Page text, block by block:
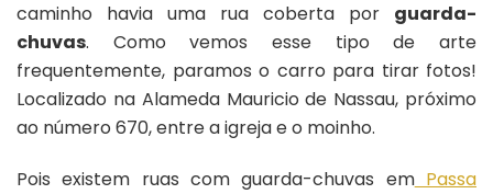
caminho havia uma rua coberta por guarda-
chuvas. Como vemos esse tipo de arte
frequentemente, paramos o carro para tirar fotos!
Localizado na Alameda Mauricio de Nassau, próximo
ao número 670, entre a igreja e o moinho.
Pois existem ruas com guarda-chuvas emPassa